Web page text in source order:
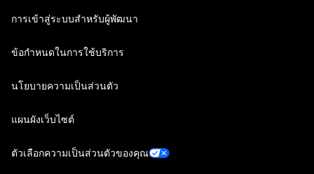
การเข้าสู่ระบบสำหรับผู้พัฒนา
ข้อกำหนดในการใช้บริการ
นโยบายความเป็นส่วนตัว
แผนผังเว็บไซต์
ตัวเลือกความเป็นส่วนตัวของคุณ